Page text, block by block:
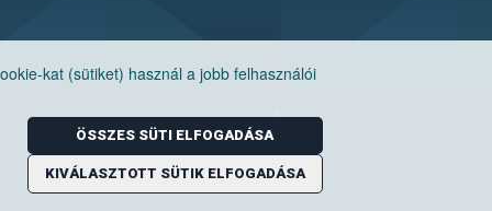
kat (sütiket) használ a jobb felhasználói
ÖSSZES SÜTI ELFOGADÁSA
KIVÁLASZTOTT SÜTIK ELFOGADÁSA